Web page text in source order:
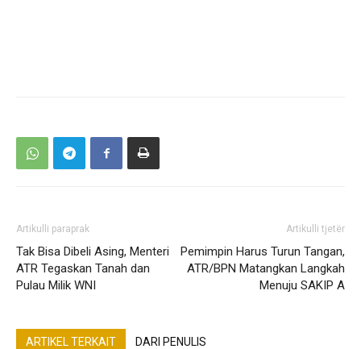
Artikulli paraprak
Tak Bisa Dibeli Asing, Menteri
ATR Tegaskan Tanah dan
Pulau Milik WNI
Artikulli tjetër
Pemimpin Harus Turun Tangan,
ATR/BPN Matangkan Langkah
Menuju SAKIP A
ARTIKEL TERKAIT DARI PENULIS